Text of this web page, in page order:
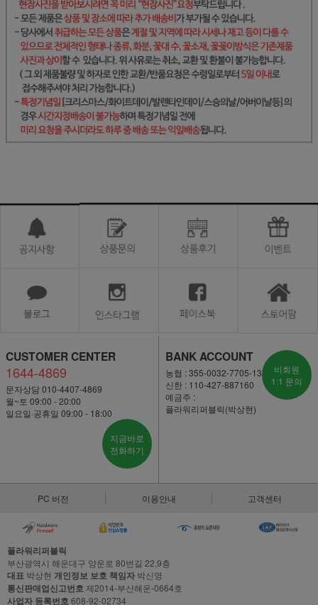
CUSTOMER CENTER
1644-4869
문자상담 010-4407-4869
월~토 09:00 - 20:00
일요일·공휴일 09:00 - 18:00
지금바로
전화하기
BANK ACCOUNT
농협 : 355-0032-7705-13
신한 : 110-427-887160
예금주 :
플라워리퍼블릭(박상현)
비회원
1:1 문의
PC 버전 이용안내 고객센터
플라워리퍼블릭
부산광역시 해운대구 양운로 80번길 22,9층
대표 박상현 개인정보 보호 책임자 박신영
통신판매업신고번호 제2014-부산해운-0664호
사업자 등록번호 608-92-02734